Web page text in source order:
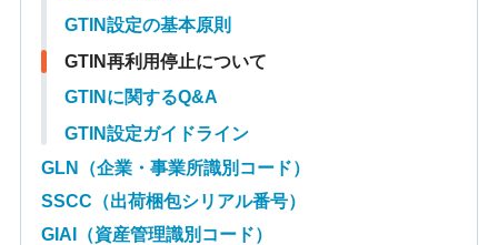
GTIN設定の基本原則
GTIN再利用停止について
GTINに関するQ&A
GTIN設定ガイドライン
GLN（企業・事業所識別コード）
SSCC（出荷梱包シリアル番号）
GIAI（資産管理識別コード）